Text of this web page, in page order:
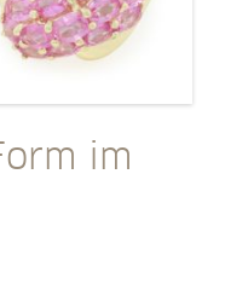
im